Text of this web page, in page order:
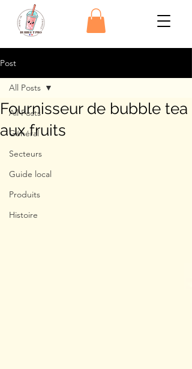
Post
All Posts
Général
Secteurs
Guide local
Produits
Histoire
All Posts
Fournisseur de bubble tea
aux fruits